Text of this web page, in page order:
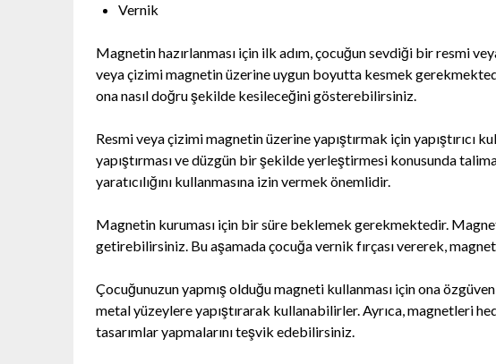
Vernik
Magnetin hazırlanması için ilk adım, çocuğun sevdiği bir resmi
veya çizimi magnetin üzerine uygun boyutta kesmek
ona nasıl doğru şekilde kesileceğini gösterebilirsiniz.
Resmi veya çizimi magnetin üzerine yapıştırmak için yapıştırıcı
yapıştırması ve düzgün bir şekilde yerleştirmesi konusunda
yaratıcılığını kullanmasına izin vermek önemlidir.
Magnetin kuruması için bir süre beklemek gerekmektedir.
getirebilirsiniz. Bu aşamada çocuğa vernik fırçası vererek,
Çocuğunuzun yapmış olduğu magneti kullanması için ona
metal yüzeylere yapıştırarak kullanabilirler. Ayrıca, magnetleri
tasarımlar yapmalarını teşvik edebilirsiniz.